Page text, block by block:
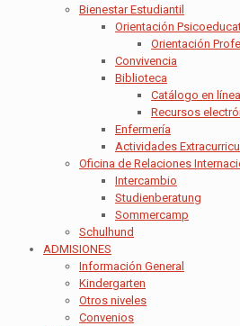
Bienestar Estudiantil
Orientación
Orientación
Convivencia
Biblioteca
Catálogo en línea
Recursos
Enfermería
Actividades
Oficina de Relaciones
Intercambio
Studienberatung
Sommercamp
Schulhund
ADMISIONES
Información General
Kindergarten
Otros niveles
Convenios